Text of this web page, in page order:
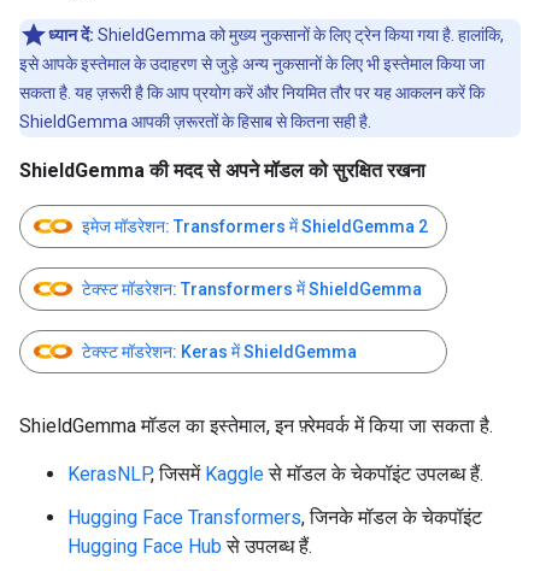
ध्यान दें: ShieldGemma को मुख्य नुकसानों के लिए ट्रेन किया गया है. हालांकि,
इसे आपके इस्तेमाल के उदाहरण से जुड़े अन्य नुकसानों के लिए भी इस्तेमाल किया जा
सकता है. यह ज़रूरी है कि आप प्रयोग करें और नियमित तौर पर यह आकलन करें कि
ShieldGemma आपकी ज़रूरतों के हिसाब से कितना सही है.
ShieldGemma की मदद से अपने मॉडल को सुरक्षित रखना
इमेज मॉडरेशन: Transformers में ShieldGemma 2
टेक्स्ट मॉडरेशन: Transformers में ShieldGemma
टेक्स्ट मॉडरेशन: Keras में ShieldGemma
ShieldGemma मॉडल का इस्तेमाल, इन फ़्रेमवर्क में किया जा सकता है.
KerasNLP, जिसमें Kaggleसे मॉडल के चेकपॉइंट उपलब्ध हैं.
Hugging Face Transformers, जिनके मॉडल के चेकपॉइंट
Hugging Face Hub से उपलब्ध हैं.